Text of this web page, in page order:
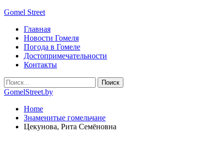
Gomel Street
Главная
Новости Гомеля
Погода в Гомеле
Достопримечательности
Контакты
GomelStreet.by
Home
Знаменитые гомельчане
Цекунова, Рита Семёновна